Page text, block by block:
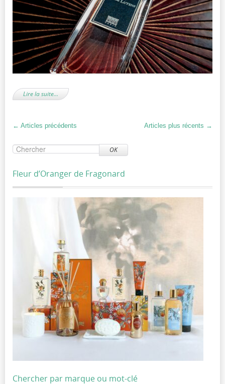
Lire la suite…
← Articles précédents Articles plus récents →
OK
Fleur d’Oranger de Fragonard
Chercher par marque ou mot-clé